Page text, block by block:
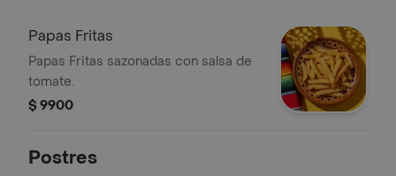
Papas Fritas
Papas Fritas sazonadas con salsa de
tomate.
$ 9900
Postres